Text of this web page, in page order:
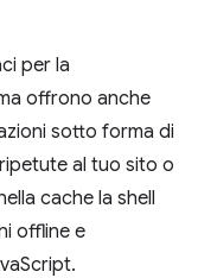
per la
offrono anche
sotto forma di
al tuo sito o
cache la shell
offline e